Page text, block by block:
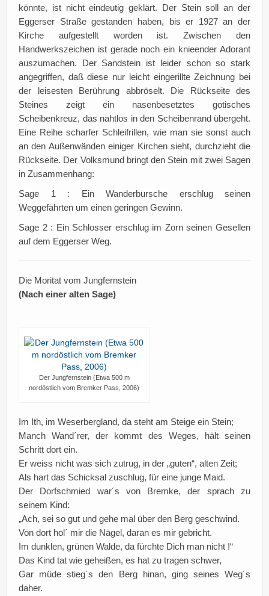
könnte, ist nicht eindeutig geklärt. Der Stein soll an der
Eggerser Straße gestanden haben, bis er 1927 an der
Kirche aufgestellt worden ist. Zwischen den
Handwerkszeichen ist gerade noch ein knieender Adorant
auszumachen. Der Sandstein ist leider schon so stark
angegriffen, daß diese nur leicht eingerillte Zeichnung bei
der leisesten Berührung abbröselt. Die Rückseite des
Steines zeigt ein nasenbesetztes gotisches
Scheibenkreuz, das nahtlos in den Scheibenrand übergeht.
Eine Reihe scharfer Schleifrillen, wie man sie sonst auch
an den Außenwänden einiger Kirchen sieht, durchzieht die
Rückseite. Der Volksmund bringt den Stein mit zwei Sagen
in Zusammenhang:
Sage 1 : Ein Wanderbursche erschlug seinen
Weggefährten um einen geringen Gewinn.
Sage 2 : Ein Schlosser erschlug im Zorn seinen Gesellen
auf dem Eggerser Weg.
Die Moritat vom Jungfernstein
(Nach einer alten Sage)
Der Jungfernstein (Etwa 500 m
nordöstlich vom Bremker Pass, 2006)
Im Ith, im Weserbergland, da steht am Steige ein Stein;
Manch Wand´rer, der kommt des Weges, hält seinen
Schritt dort ein.
Er weiss nicht was sich zutrug, in der „guten“, alten Zeit;
Als hart das Schicksal zuschlug, für eine junge Maid.
Der Dorfschmied war´s von Bremke, der sprach zu
seinem Kind:
„Ach, sei so gut und gehe mal über den Berg geschwind.
Von dort hol´ mir die Nägel, daran es mir gebricht.
Im dunklen, grünen Walde, da fürchte Dich man nicht !“
Das Kind tat wie geheißen, es hat zu tragen schwer,
Gar müde stieg´s den Berg hinan, ging seines Weg´s
daher.